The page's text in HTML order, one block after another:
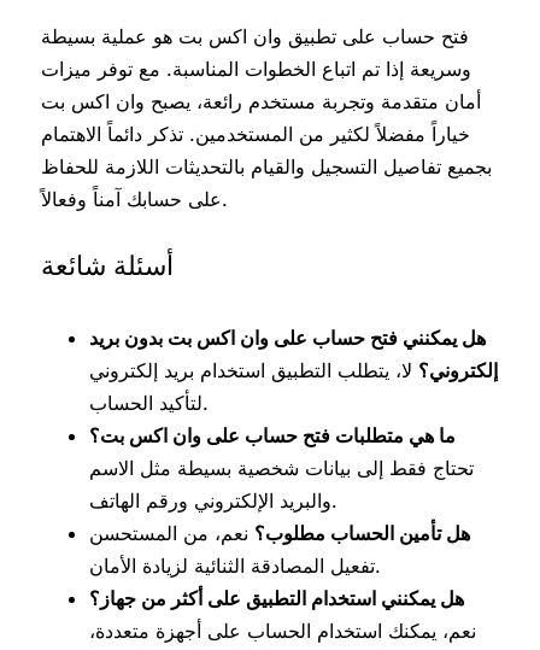
فتح حساب على تطبيق وان اكس بت هو عملية بسيطة
وسريعة إذا تم اتباع الخطوات المناسبة. مع توفر ميزات
أمان متقدمة وتجربة مستخدم رائعة، يصبح وان اكس بت
خياراً مفضلاً لكثير من المستخدمين. تذكر دائماً الاهتمام
بجميع تفاصيل التسجيل والقيام بالتحديثات اللازمة للحفاظ
على حسابك آمناً وفعالاً.
أسئلة شائعة
هل يمكنني فتح حساب على وان اكس بت بدون بريد
إلكتروني؟ لا، يتطلب التطبيق استخدام بريد إلكتروني
لتأكيد الحساب.
ما هي متطلبات فتح حساب على وان اكس بت؟
تحتاج فقط إلى بيانات شخصية بسيطة مثل الاسم
والبريد الإلكتروني ورقم الهاتف.
هل تأمين الحساب مطلوب؟ نعم، من المستحسن
تفعيل المصادقة الثنائية لزيادة الأمان.
هل يمكنني استخدام التطبيق على أكثر من جهاز؟
نعم، يمكنك استخدام الحساب على أجهزة متعددة،